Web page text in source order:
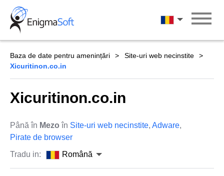
Skip
content
Română
Baza de date pentru amenințări
Site-uri web necinstite
Xicuritinon.co.in
Xicuritinon.co.in
Până în Mezo în Site-uri web necinstite, Adware,
Pirate de browser
Tradu in:
Română